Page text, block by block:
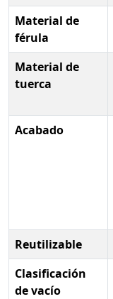
Material de
férula
Material de
tuerca
Acabado
Reutilizable
Clasificación
de vacío